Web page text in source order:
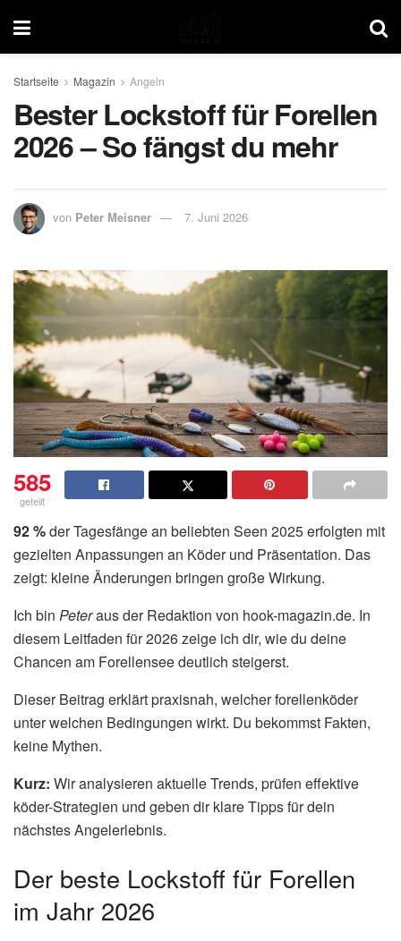
Startseite Magazin Angeln
Bester Lockstoff für Forellen
2026 – So fängst du mehr
von Peter Meisner 7. Juni 2026
585
geteilt
92 %der Tagesfänge an beliebten Seen 2025 erfolgten mit
gezielten Anpassungen an Köder und Präsentation. Das
zeigt: kleine Änderungen bringen große Wirkung.
Ich bin Peteraus der Redaktion von hook-magazin.de. In
diesem Leitfaden für 2026 zeige ich dir, wie du deine
Chancen am Forellensee deutlich steigerst.
Dieser Beitrag erklärt praxisnah, welcher forellenköder
unter welchen Bedingungen wirkt. Du bekommst Fakten,
keine Mythen.
Kurz: Wir analysieren aktuelle Trends, prüfen effektive
köder-Strategien und geben dir klare Tipps für dein
nächstes Angelerlebnis.
Der beste Lockstoff für Forellen
im Jahr 2026